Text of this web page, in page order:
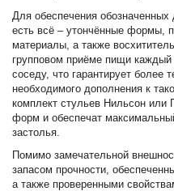
Для обеспечения
есть всё – утончённые формы,
материалы, а также
групповом приёме пищи
соседу, что гарантирует более
необходимого дополнения к
комплект стульев Нильсон или
форм и обеспечат
застолья.
Помимо замечательной
запасом прочности,
а также проверенными